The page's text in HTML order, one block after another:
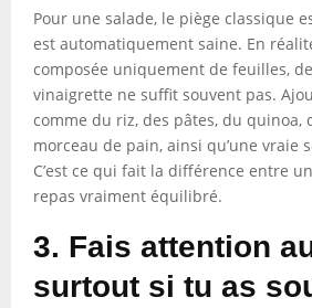
Pour une salade, le piège classique
est automatiquement saine. En
composée uniquement de feuilles,
vinaigrette ne suffit souvent pas.
comme du riz, des pâtes, du quinoa,
morceau de pain, ainsi qu’une vraie
C’est ce qui fait la différence entre
repas vraiment équilibré.
3. Fais attention
surtout si tu as